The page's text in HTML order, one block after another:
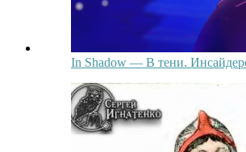
In Shadow — В тени.